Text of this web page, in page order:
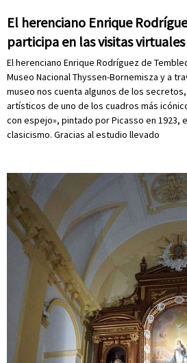
El herenciano Enrique
participa en las visitas
El herenciano Enrique Rodríguez de
Museo Nacional Thyssen-Bornemisza y a
museo nos cuenta algunos de los
artísticos de uno de los cuadros más
con espejo», pintado por Picasso en 1923,
clasicismo. Gracias al estudio llevado